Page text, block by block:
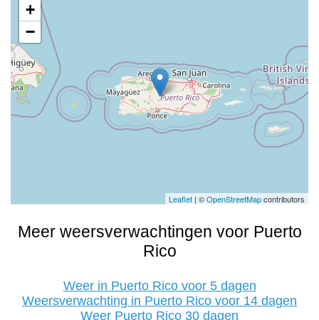
+
−
Leaflet | ©OpenStreetMapcontributors
Meer weersverwachtingen voor Puerto
Rico
Weer in Puerto Rico voor 5 dagen
Weersverwachting in Puerto Rico voor 14 dagen
Weer Puerto Rico 30 dagen